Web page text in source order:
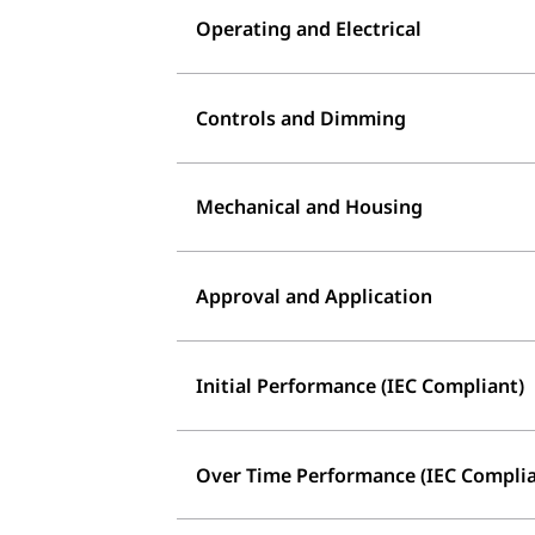
Operating and Electrical
Controls and Dimming
Mechanical and Housing
Approval and Application
Initial Performance (IEC Compliant)
Over Time Performance (IEC